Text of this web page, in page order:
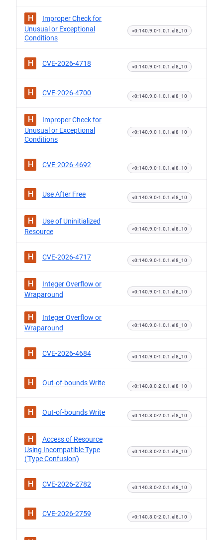
H
Improper Check for
Unusual or Exceptional
Conditions
<0:140.9.0-1.0.1.el8_10
H CVE-2026-4718 <0:140.9.0-1.0.1.el8_10
H CVE-2026-4700 <0:140.9.0-1.0.1.el8_10
H
Improper Check for
Unusual or Exceptional
Conditions
<0:140.9.0-1.0.1.el8_10
H CVE-2026-4692 <0:140.9.0-1.0.1.el8_10
H Use After Free <0:140.9.0-1.0.1.el8_10
H
Use of Uninitialized
Resource
<0:140.9.0-1.0.1.el8_10
H CVE-2026-4717 <0:140.9.0-1.0.1.el8_10
H
Integer Overflow or
Wraparound
<0:140.9.0-1.0.1.el8_10
H
Integer Overflow or
Wraparound
<0:140.9.0-1.0.1.el8_10
H CVE-2026-4684 <0:140.9.0-1.0.1.el8_10
H Out-of-bounds Write <0:140.8.0-2.0.1.el8_10
H Out-of-bounds Write <0:140.8.0-2.0.1.el8_10
H
Access of Resource
Using Incompatible Type
('Type Confusion')
<0:140.8.0-2.0.1.el8_10
H CVE-2026-2782 <0:140.8.0-2.0.1.el8_10
H CVE-2026-2759 <0:140.8.0-2.0.1.el8_10